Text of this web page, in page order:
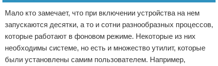
Мало кто замечает, что при включении устройства на нем
запускаются десятки, а то и сотни разнообразных процессов,
которые работают в фоновом режиме. Некоторые из них
необходимы системе, но есть и множество утилит, которые
были установлены самим пользователем. Например,